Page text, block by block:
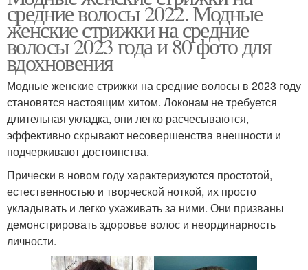
средние волосы 2022. Модные
женские стрижки на средние
волосы 2023 года и 80 фото для
вдохновения
Модные женские стрижки на средние волосы в 2023 году
становятся настоящим хитом. Локонам не требуется
длительная укладка, они легко расчесываются,
эффективно скрывают несовершенства внешности и
подчеркивают достоинства.
Прически в новом году характеризуются простотой,
естественностью и творческой ноткой, их просто
укладывать и легко ухаживать за ними. Они призваны
демонстрировать здоровье волос и неординарность
личности.